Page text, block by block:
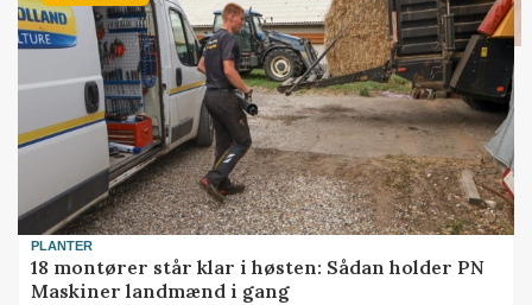
PLANTER
18 montører står klar i høsten: Sådan holder PN
Maskiner landmænd i gang